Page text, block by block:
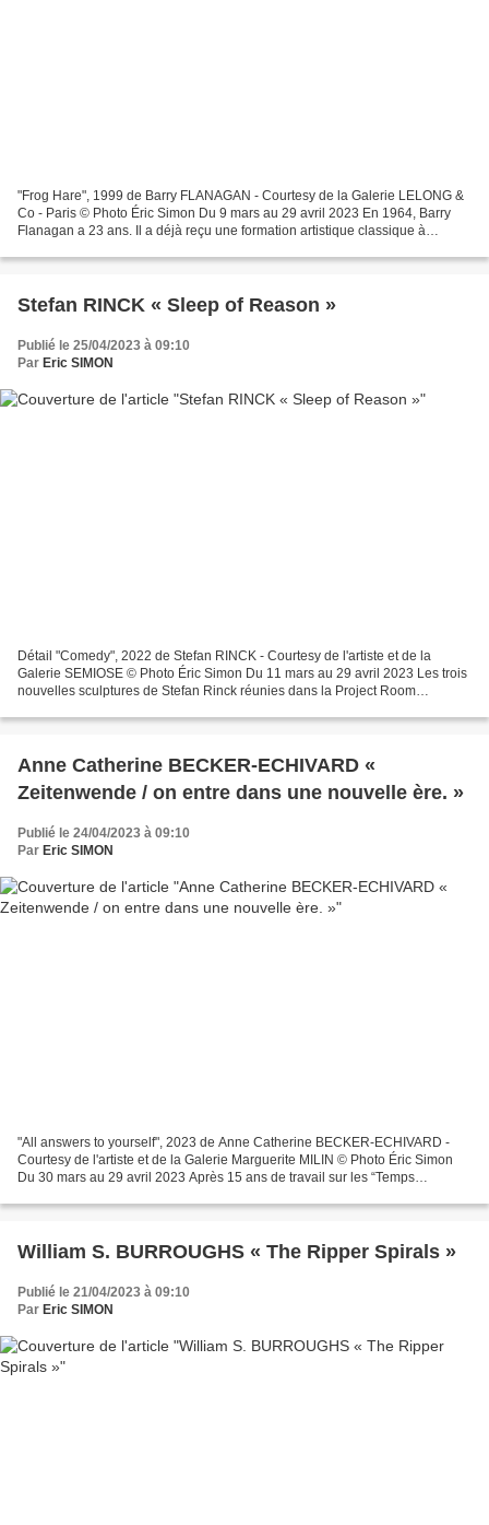
"Frog Hare", 1999 de Barry FLANAGAN - Courtesy de la Galerie LELONG &
Co - Paris © Photo Éric Simon Du 9 mars au 29 avril 2023 En 1964, Barry
Flanagan a 23 ans. Il a déjà reçu une formation artistique classique à
Stefan RINCK « Sleep of Reason »
Publié le 25/04/2023 à 09:10
Par Eric SIMON
Détail "Comedy", 2022 de Stefan RINCK - Courtesy de l'artiste et de la
Galerie SEMIOSE © Photo Éric Simon Du 11 mars au 29 avril 2023 Les trois
nouvelles sculptures de Stefan Rinck réunies dans la Project Room
Anne Catherine BECKER-ECHIVARD «
Zeitenwende / on entre dans une nouvelle ère. »
Publié le 24/04/2023 à 09:10
Par Eric SIMON
"All answers to yourself", 2023 de Anne Catherine BECKER-ECHIVARD -
Courtesy de l'artiste et de la Galerie Marguerite MILIN © Photo Éric Simon
Du 30 mars au 29 avril 2023 Après 15 ans de travail sur les “Temps
William S. BURROUGHS « The Ripper Spirals »
Publié le 21/04/2023 à 09:10
Par Eric SIMON